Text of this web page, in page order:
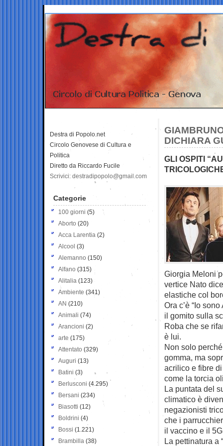
DICHIARA
GLI OSPITI
Giorgia Meloni
vertice Nato
elastiche col
Ora c’è “Io
il gomito sulla
Roba che se
è lui.
Non solo
gomma, ma
acrilico e fibre
come la torcia
La puntata del
climatico è
negazionisti
che i
il vaccino e il
La pettinatura a
Destra di Popolo.net
Circolo Genovese di Cultura e
Politica
Diretto da Riccardo Fucile
Scrivici: destradipopolo@gmail.com
Categorie
100 giorni (5)
Aborto (20)
Acca Larentia (2)
Alcool (3)
Alemanno (150)
Alfano (315)
Alitalia (123)
Ambiente (341)
AN (210)
Animali (74)
Arancioni (2)
arte (175)
Attentato (329)
Auguri (13)
Batini (3)
Berlusconi (4.295)
Bersani (234)
Biasotti (12)
Boldrini (4)
Bossi (1.221)
Brambilla (38)